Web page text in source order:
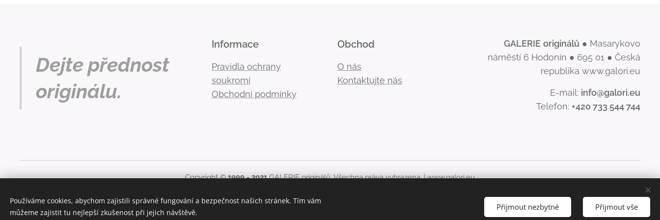
Dejte přednost
originálu.
Informace
Pravidla ochrany
soukromí
Obchodní podmínky
Obchod
O nás
Kontaktujte nás
GALERIE originálů ● Masarykovo
náměstí 6 Hodonín ● 695 01 ● Česká
republika www.galori.eu
E-mail: info@galori.eu
Telefon: +420 733 544 744
Copyright ©1999 - 2021GALERIE originálů. Všechna práva vyhrazena. |www.galori.eu
originálů zakázáno.
Používáme cookies, abychom zajistili správné fungování a bezpečnost našich stránek. Tím vám
můžeme zajistit tu nejlepší zkušenost při jejich návštěvě.
Přijmout nezbytné Přijmout vše